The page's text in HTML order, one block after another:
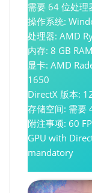
需要 64 位处理
操作系统:
处理器: AMD
内存: 8 GB RAM
显卡: AMD
1650
DirectX 版本:
存储空间: 需要
附注事项: 60
GPU with
mandatory